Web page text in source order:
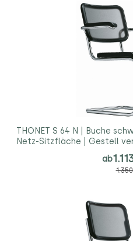
THONET S 64 N | Buche
Netz-Sitzfläche | Gestell
ab